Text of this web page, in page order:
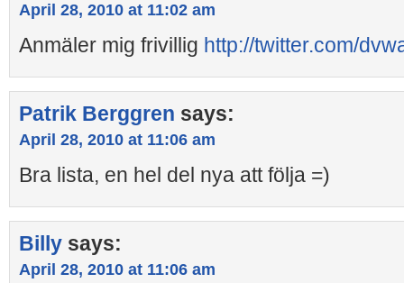
April 28, 2010 at 11:02 am
Anmäler mig frivillig http://twitter.com/
Patrik Berggren says:
April 28, 2010 at 11:06 am
Bra lista, en hel del nya att följa =)
Billy says:
April 28, 2010 at 11:06 am